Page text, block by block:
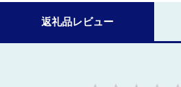
返礼品レビュー